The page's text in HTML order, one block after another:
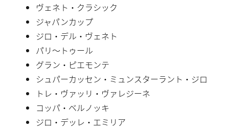
ヴェネト・クラシック
ジャパンカップ
ジロ・デル・ヴェネト
パリ〜トゥール
グラン・ピエモンテ
シュパーカッセン・ミュンスターラント・ジロ
トレ・ヴァッリ・ヴァレジーネ
コッパ・ベルノッキ
ジロ・デッレ・エミリア